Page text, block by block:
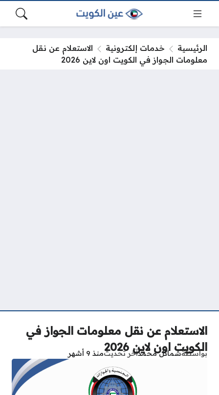
الرئيسية خدمات إلكترونية
الاستعلام عن نقل
معلومات الجواز في الكويت اون لاين 2026
الاستعلام عن نقل معلومات الجواز في
الكويت اون لاين 2026
بواسطةشمائل محمدآخر تحديثمنذ 9 أشهر